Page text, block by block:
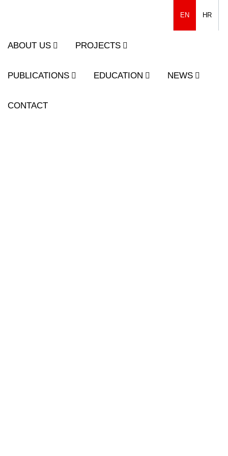
EN HR
ABOUT US PROJECTS
PUBLICATIONS EDUCATION NEWS
CONTACT